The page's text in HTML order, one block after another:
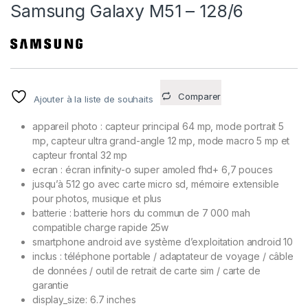
Samsung Galaxy M51 – 128/6
Ajouter à la liste de souhaits Comparer
appareil photo : capteur principal 64 mp, mode portrait 5
mp, capteur ultra grand-angle 12 mp, mode macro 5 mp et
capteur frontal 32 mp
ecran : écran infinity-o super amoled fhd+ 6,7 pouces
jusqu’à 512 go avec carte micro sd, mémoire extensible
pour photos, musique et plus
batterie : batterie hors du commun de 7 000 mah
compatible charge rapide 25w
smartphone android ave système d’exploitation android 10
inclus : téléphone portable / adaptateur de voyage / câble
de données / outil de retrait de carte sim / carte de
garantie
display_size: 6.7 inches